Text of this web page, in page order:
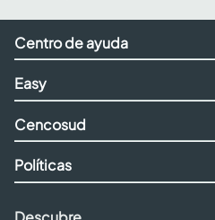
Centro de ayuda
Easy
Cencosud
Políticas